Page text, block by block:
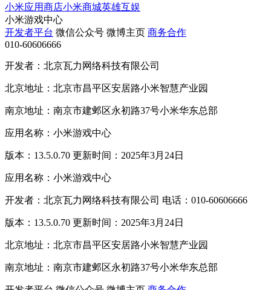
小米应用商店小米商城英雄互娱
小米游戏中心
开发者平台 微信公众号 微博主页 商务合作
010-60606666
开发者：北京瓦力网络科技有限公司
北京地址：北京市昌平区安居路小米智慧产业园
南京地址：南京市建邺区永初路37号小米华东总部
应用名称：小米游戏中心
版本：13.5.0.70 更新时间：2025年3月24日
应用名称：小米游戏中心
开发者：北京瓦力网络科技有限公司 电话：010-60606666
版本：13.5.0.70 更新时间：2025年3月24日
北京地址：北京市昌平区安居路小米智慧产业园
南京地址：南京市建邺区永初路37号小米华东总部